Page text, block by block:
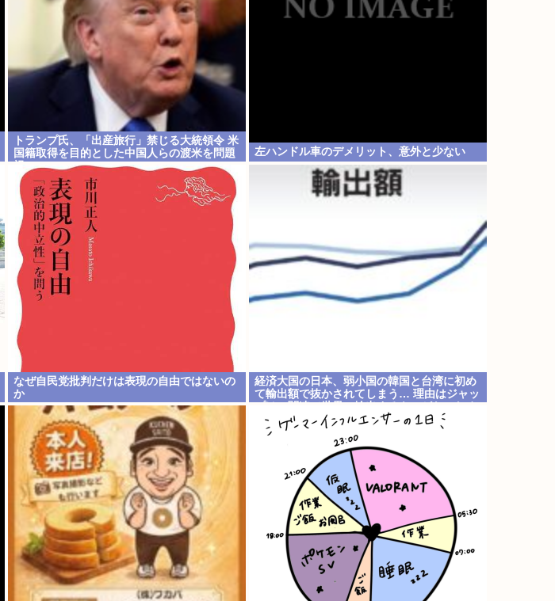
トランプ氏、「出産旅行」禁じる大統領令 米
国籍取得を目的とした中国人らの渡米を問題
左ハンドル車のデメリット、意外と少ない
なぜ自民党批判だけは表現の自由ではないの
か
経済大国の日本、弱小国の韓国と台湾に初め
て輸出額で抜かされてしまう… 理由はジャッ